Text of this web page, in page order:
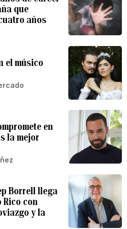
que
años
el músico
en
la mejor
Borrell llega
Rico con
y la